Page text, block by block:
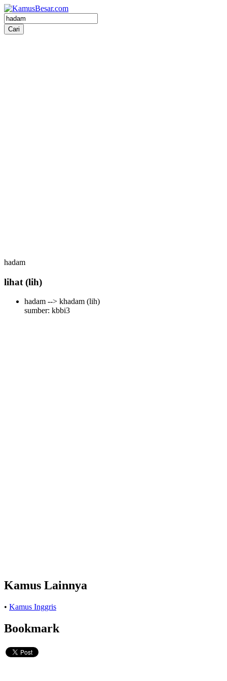
hadam
lihat (lih)
hadam --> khadam (lih)
sumber: kbbi3
Kamus Lainnya
• Kamus Inggris
Bookmark